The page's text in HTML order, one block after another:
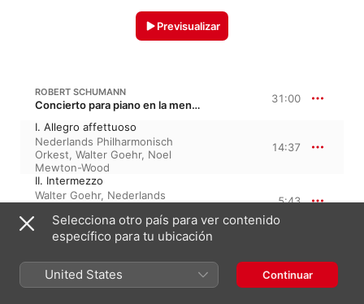
Previsualizar
ROBERT SCHUMANN
Concierto para piano en la menor, Op. 54 31:00
I. Allegro affettuoso
Nederlands Philharmonisch
Orkest, Walter Goehr, Noel
Mewton-Wood
14:37
II. Intermezzo
Walter Goehr, Nederlands
Mewton-Wood
5:43
III. Allegro vivace
Orkest,Walter Goehr,Noel
Mewton-Wood
Selecciona otro país para ver contenido
específico para tu ubicación
United States Continuar